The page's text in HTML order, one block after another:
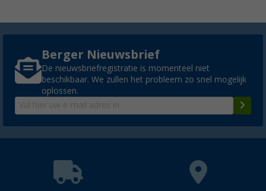
Berger Nieuwsbrief
De nieuwsbriefregistratie is momenteel niet
beschikbaar. We zullen het probleem zo snel mogelijk
oplossen.